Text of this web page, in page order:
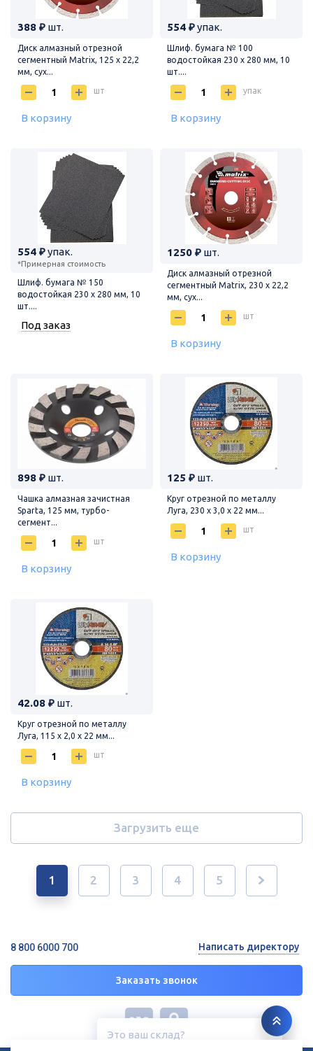
Это ваш склад?
388 ₽ шт.
Диск алмазный отрезной
сегментный Matrix, 125 х 22,2
мм, сух...
шт
В корзину
554 ₽упак.
Шлиф. бумага № 100
водостойкая 230 х 280 мм, 10
шт....
упак
В корзину
554 ₽упак.
*Примерная стоимость
Шлиф. бумага № 150
водостойкая 230 х 280 мм, 10
шт....
Под заказ
1250 ₽ шт.
Диск алмазный отрезной
сегментный Matrix, 230 х 22,2
мм, сух...
шт
В корзину
898 ₽ шт.
Чашка алмазная зачистная
Sparta, 125 мм, турбо-
сегмент...
шт
В корзину
125 ₽ шт.
Круг отрезной по металлу
Луга, 230 х 3,0 х 22 мм...
шт
В корзину
42.08 ₽ шт.
Круг отрезной по металлу
Луга, 115 х 2,0 х 22 мм...
шт
В корзину
Загрузить еще
1 2 3 4 5
8 800 6000 700
Заказать звонок
Написать директору